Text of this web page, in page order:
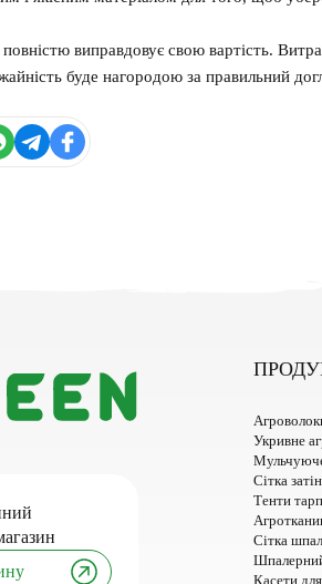
повністю виправдовує свою вартість.
буде нагородою за правильний
Укривне
Сітка
Тенти
Сітка
Касети